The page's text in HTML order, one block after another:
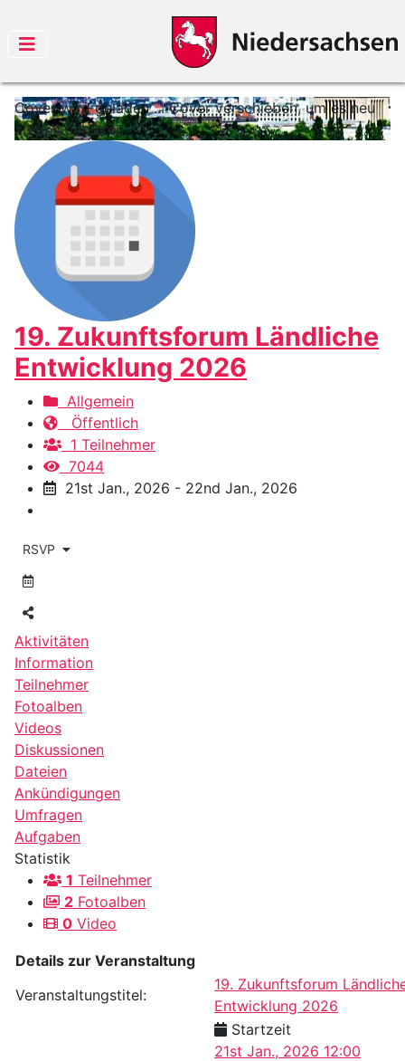
Cover wird geladen ... Cover verschieben, um es neu
zu positionieren.
19. Zukunftsforum Ländliche
Entwicklung 2026
Allgemein
Öffentlich
1 Teilnehmer
7044
21st Jan., 2026 - 22nd Jan., 2026
RSVP
Aktivitäten
Information
Teilnehmer
Fotoalben
Videos
Diskussionen
Dateien
Ankündigungen
Umfragen
Aufgaben
Statistik
1 Teilnehmer
2 Fotoalben
0 Video
Details zur Veranstaltung
Veranstaltungstitel:
19. Zukunftsforum
Entwicklung 2026
Startzeit
21st Jan., 2026 12:00